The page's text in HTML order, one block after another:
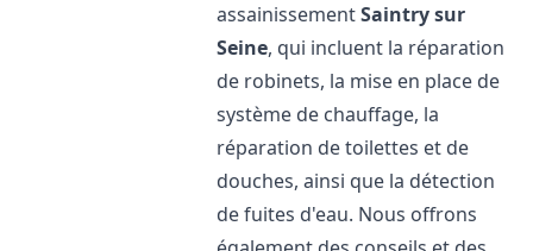
assainissementSaintry sur
Seine, qui incluent la réparation
de robinets, la mise en place de
système de chauffage, la
réparation de toilettes et de
douches, ainsi que la détection
de fuites d'eau. Nous offrons